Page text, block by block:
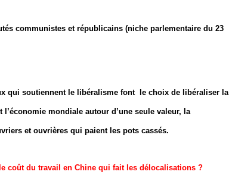
communistes et républicains (niche parlementaire du 23
qui soutiennent le libéralisme font le choix de libéraliser la
mondiale autour d’une seule valeur, la
et ouvrières qui paient les pots cassés.
coût du travail en Chine qui fait les délocalisations ?